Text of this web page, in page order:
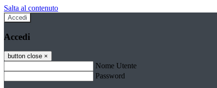
Salta al contenuto
Accedi
Accedi
button close ×
Nome Utente
Password